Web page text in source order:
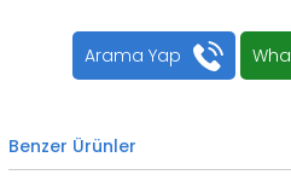
Arama Yap
Benzer Ürünler